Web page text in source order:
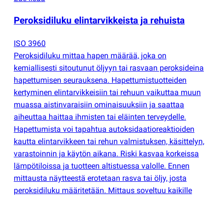
Peroksidiluku elintarvikkeista ja rehuista
ISO 3960
Peroksidiluku mittaa hapen määrää, joka on
kemiallisesti sitoutunut öljyyn tai rasvaan peroksideina
hapettumisen seurauksena. Hapettumistuotteiden
kertyminen elintarvikkeisiin tai rehuun vaikuttaa muun
muassa aistinvaraisiin ominaisuuksiin ja saattaa
aiheuttaa haittaa ihmisten tai eläinten terveydelle.
Hapettumista voi tapahtua autoksidaatioreaktioiden
kautta elintarvikkeen tai rehun valmistuksen, käsittelyn,
varastoinnin ja käytön aikana. Riski kasvaa korkeissa
lämpötiloissa ja tuotteen altistuessa valolle. Ennen
mittausta näytteestä erotetaan rasva tai öljy, josta
peroksidiluku määritetään. Mittaus soveltuu kaikille